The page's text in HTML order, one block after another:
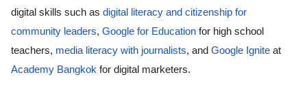
digital skills such as digital literacy and citizenship for
community leaders, Google for Education for high school
teachers, media literacy with journalists, and Google Ignite
Academy Bangkok for digital marketers.